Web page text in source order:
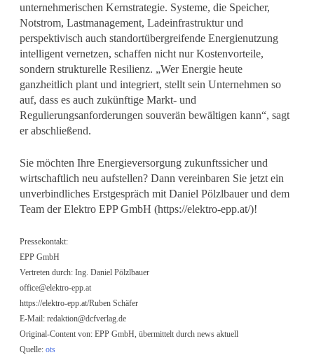
unternehmerischen Kernstrategie. Systeme, die Speicher,
Notstrom, Lastmanagement, Ladeinfrastruktur und
perspektivisch auch standortübergreifende Energienutzung
intelligent vernetzen, schaffen nicht nur Kostenvorteile,
sondern strukturelle Resilienz. „Wer Energie heute
ganzheitlich plant und integriert, stellt sein Unternehmen so
auf, dass es auch zukünftige Markt- und
Regulierungsanforderungen souverän bewältigen kann“, sagt
er abschließend.
Sie möchten Ihre Energieversorgung zukunftssicher und
wirtschaftlich neu aufstellen? Dann vereinbaren Sie jetzt ein
unverbindliches Erstgespräch mit Daniel Pölzlbauer und dem
Team der Elektro EPP GmbH (https://elektro-epp.at/)!
Pressekontakt:
EPP GmbH
Vertreten durch: Ing. Daniel Pölzlbauer
office@elektro-epp.at
https://elektro-epp.at/Ruben Schäfer
E-Mail: redaktion@dcfverlag.de
Original-Content von: EPP GmbH, übermittelt durch news aktuell
Quelle: ots